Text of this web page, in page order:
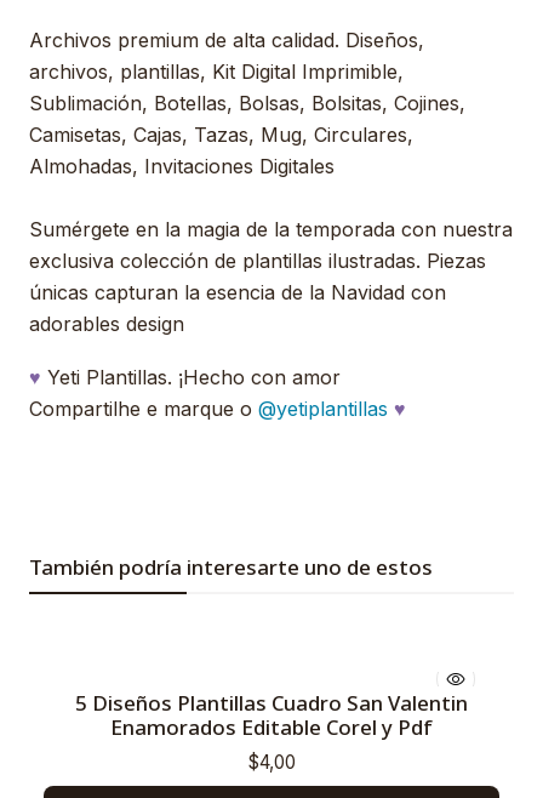
Archivos premium de alta calidad. Diseños,
archivos, plantillas, Kit Digital Imprimible,
Sublimación, Botellas, Bolsas, Bolsitas, Cojines,
Camisetas, Cajas, Tazas, Mug, Circulares,
Almohadas, Invitaciones Digitales
Sumérgete en la magia de la temporada con nuestra
exclusiva colección de plantillas ilustradas. Piezas
únicas capturan la esencia de la Navidad con
adorables design
♥ Yeti Plantillas. ¡Hecho con amor
Compartilhe e marque o @yetiplantillas ♥
También podría interesarte uno de estos
5 Diseños Plantillas Cuadro San Valentin
Enamorados Editable Corel y Pdf
$4,00